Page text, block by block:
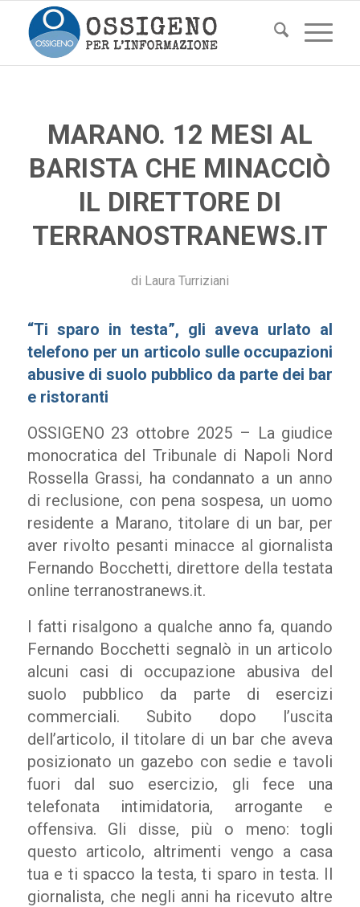
MARANO. 12 MESI AL
BARISTA CHE MINACCIÒ
IL DIRETTORE DI
TERRANOSTRANEWS.IT
di Laura Turriziani
“Ti sparo in testa”, gli aveva urlato al
telefono per un articolo sulle occupazioni
abusive di suolo pubblico da parte dei bar
e ristoranti
OSSIGENO 23 ottobre 2025 – La giudice
monocratica del Tribunale di Napoli Nord
Rossella Grassi, ha condannato a un anno
di reclusione, con pena sospesa, un uomo
residente a Marano, titolare di un bar, per
aver rivolto pesanti minacce al giornalista
Fernando Bocchetti, direttore della testata
online terranostranews.it.
I fatti risalgono a qualche anno fa, quando
Fernando Bocchetti segnalò in un articolo
alcuni casi di occupazione abusiva del
suolo pubblico da parte di esercizi
commerciali. Subito dopo l’uscita
dell’articolo, il titolare di un bar che aveva
posizionato un gazebo con sedie e tavoli
fuori dal suo esercizio, gli fece una
telefonata intimidatoria, arrogante e
offensiva. Gli disse, più o meno: togli
questo articolo, altrimenti vengo a casa
tua e ti spacco la testa, ti sparo in testa. Il
giornalista, che negli anni ha ricevuto altre